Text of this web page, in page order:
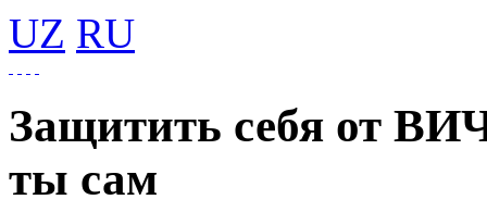
UZ RU
Защитить себя от
ты сам